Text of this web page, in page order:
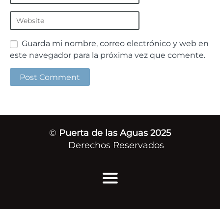
Guarda mi nombre, correo electrónico y web en
este navegador para la próxima vez que comente.
© Puerta de las Aguas 2025
Derechos Reservados